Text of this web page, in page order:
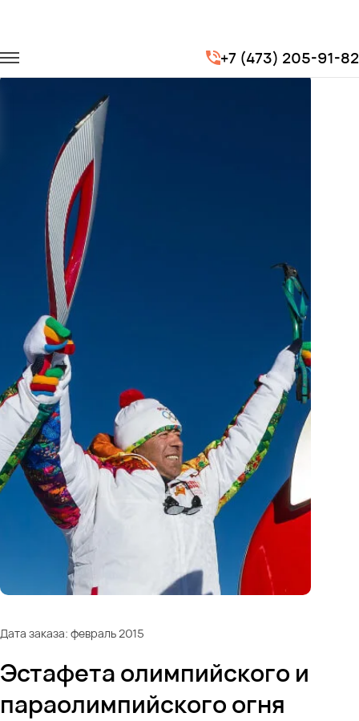
+7 (473) 205-91-82
Транспорт для спорта
Эстафета олимпийского и параолимпийского огня
Дата заказа: февраль 2015
Эстафета олимпийского и
параолимпийского огня